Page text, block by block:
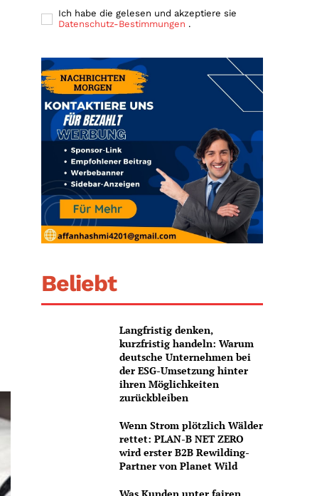
Ich habe die gelesen und akzeptiere sie
Datenschutz-Bestimmungen .
Beliebt
Langfristig denken,
kurzfristig handeln: Warum
deutsche Unternehmen bei
der ESG-Umsetzung hinter
ihren Möglichkeiten
zurückbleiben
Wenn Strom plötzlich Wälder
rettet: PLAN-B NET ZERO
wird erster B2B Rewilding-
Partner von Planet Wild